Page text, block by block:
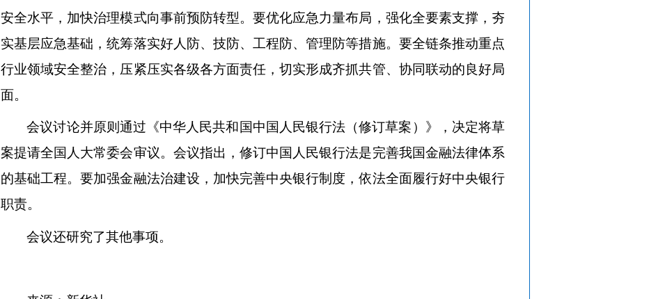
安全水平，加快治理模式向事前预防转型。要优化应急力量布局，强化全要素支撑，夯
实基层应急基础，统筹落实好人防、技防、工程防、管理防等措施。要全链条推动重点
行业领域安全整治，压紧压实各级各方面责任，切实形成齐抓共管、协同联动的良好局
面。
会议讨论并原则通过《中华人民共和国中国人民银行法（修订草案）》，决定将草
案提请全国人大常委会审议。会议指出，修订中国人民银行法是完善我国金融法律体系
的基础工程。要加强金融法治建设，加快完善中央银行制度，依法全面履行好中央银行
职责。
会议还研究了其他事项。